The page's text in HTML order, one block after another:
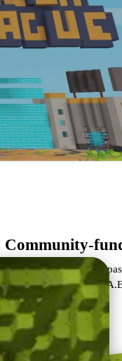
Community-
Pas d'avantages payés,
donations permettent à